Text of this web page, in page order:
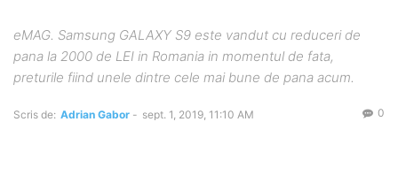
eMAG. Samsung GALAXY S9 este vandut cu reduceri de
pana la 2000 de LEI in Romania in momentul de fata,
preturile fiind unele dintre cele mai bune de pana acum.
Scris de: Adrian Gabor - sept. 1, 2019, 11:10 AM 0